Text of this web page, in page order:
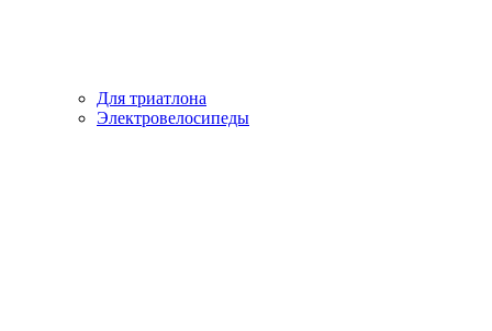
Для триатлона
Электровелосипеды